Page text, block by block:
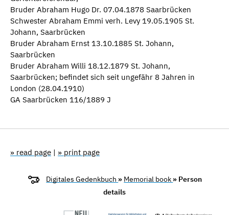
Bruder Abraham Hugo Dr. 07.04.1878 Saarbrücken
Schwester Abraham Emmi verh. Levy 19.05.1905 St.
Johann, Saarbrücken
Bruder Abraham Ernst 13.10.1885 St. Johann,
Saarbrücken
Bruder Abraham Willi 18.12.1879 St. Johann,
Saarbrücken; befindet sich seit ungefähr 8 Jahren in
London (28.04.1910)
GA Saarbrücken 116/1889 J
» read page | » print page
Digitales Gedenkbuch » Memorial book » Person
details